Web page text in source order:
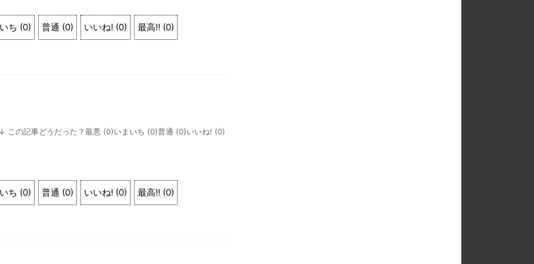
ち (0) 普通 (0) いいね! (0) 最高!! (0)
の記事どうだった？最悪 (0)いまいち (0)普通 (0)いいね! (0)
ち (0) 普通 (0) いいね! (0) 最高!! (0)